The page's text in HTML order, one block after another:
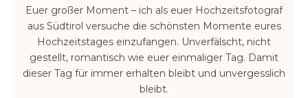
Euer großer Moment – ich als euer Hochzeitsfotograf
aus Südtirol versuche die schönsten Momente eures
Hochzeitstages einzufangen. Unverfälscht, nicht
gestellt, romantisch wie euer einmaliger Tag. Damit
dieser Tag für immer erhalten bleibt und unvergesslich
bleibt.